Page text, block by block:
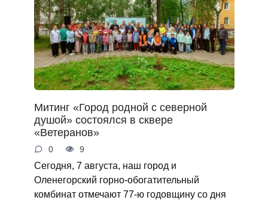
Митинг «Город родной с северной
душой» состоялся в сквере
«Ветеранов»
0 9
Сегодня, 7 августа, наш город и
Оленегорский горно‑обогатительный
комбинат отмечают 77‑ю годовщину со дня